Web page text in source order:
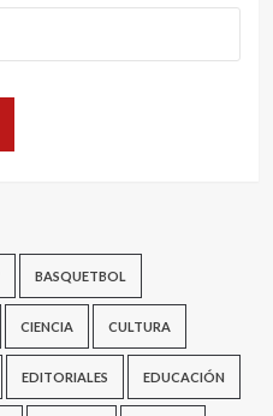
BASQUETBOL
CIENCIA CULTURA
EDITORIALES EDUCACIÓN